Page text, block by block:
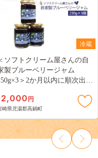
冷蔵
ソフトクリーム屋さんの自
製ブルーベリージャム
＞2か月以内に順次出荷
円
崎県児湯郡高鍋町